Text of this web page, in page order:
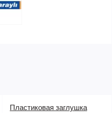
Пластиковая заглушка